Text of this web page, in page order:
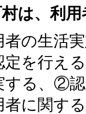
は、利用
者の生活
定を行え
する、②
者に関す